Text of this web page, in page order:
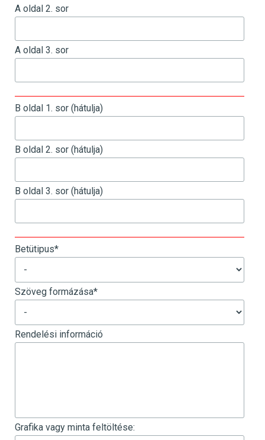
A oldal 2. sor
A oldal 3. sor
B oldal 1. sor (hátulja)
B oldal 2. sor (hátulja)
B oldal 3. sor (hátulja)
Betütipus*
Szöveg formázása*
Rendelési információ
Grafika vagy minta feltöltése: